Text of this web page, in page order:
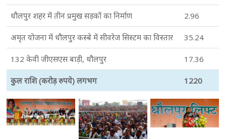
कुल राशि (करोड़ रुपये) लगभग 1220
धौलपुर शहर में तीन प्रमुख सड़कों का निर्माण 2.96
अमृत योजना में धौलपुर कस्बे में सीवरेज सिस्टम का विस्तार 35.24
132 केवी जीएसएस बाड़ी, धौलपुर 17.36